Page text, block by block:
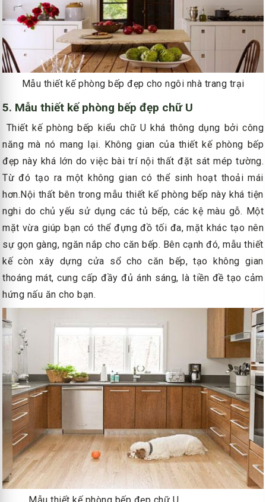
Mẫu thiết kế phòng bếp đẹp cho ngôi nhà trang trại
5. Mẫu thiết kế phòng bếp đẹp chữ U
Thiết kế phòng bếp kiểu chữ U khá thông dụng bởi công
năng mà nó mang lại. Không gian của thiết kế phòng bếp
đẹp này khá lớn do việc bài trí nội thất đặt sát mép tường.
Từ đó tạo ra một không gian có thể sinh hoạt thoải mái
hơn.Nội thất bên trong mẫu thiết kế phòng bếp này khá tiện
nghi do chủ yếu sử dụng các tủ bếp, các kệ màu gỗ. Một
mặt vừa giúp bạn có thể đựng đồ tối đa, mặt khác tạo nên
sự gọn gàng, ngăn nắp cho căn bếp. Bên cạnh đó, mẫu thiết
kế còn xây dựng cửa sổ cho căn bếp, tạo không gian
thoáng mát, cung cấp đầy đủ ánh sáng, là tiền đề tạo cảm
hứng nấu ăn cho bạn.